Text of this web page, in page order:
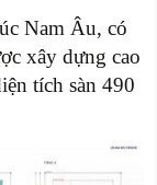
Nam Âu, có
xây dựng cao
tích sàn 490